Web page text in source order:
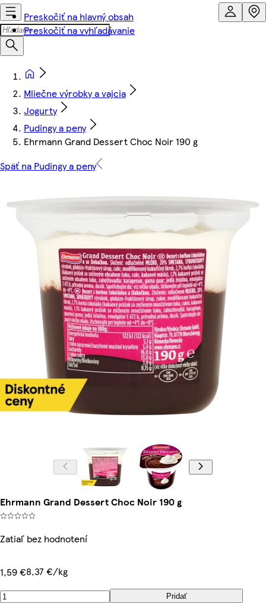
Preskočiť na hlavný obsah
Preskočiť na vyhľadávanie
Mliečne výrobky a vajcia
Jogurty
Pudingy a peny
Ehrmann Grand Dessert Choc Noir 190 g
Späť na Pudingy a peny
Ehrmann Grand Dessert Choc Noir 190 g
Zatiaľ bez hodnotení
1,59 €8,37 €/kg
Pridať